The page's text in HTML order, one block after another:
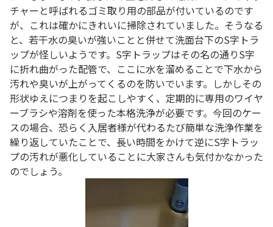
チャーと呼ばれるゴミ取り用の部品が付いているのです
が、これは確かにきれいに掃除されていました。そうなる
と、若干水の臭いが強いことと併せて洗面台下のS字トラ
ップが怪しいようです。S字トラップはその名の通りS字
に折れ曲がった配管で、ここに水を溜めることで下水から
汚れや臭いが上がってくるのを防いでいます。しかしその
形状ゆえにつまりを起こしやすく、定期的に専用のワイヤ
ーブラシや溶剤を使った本格洗浄が必要です。今回のケー
スの場合、恐らく入居者様が代わるたび簡単な洗浄作業を
繰り返していたことで、長い時間をかけて逆にS字トラッ
プの汚れが悪化していることに大家さんも気付かなかった
のでしょう。